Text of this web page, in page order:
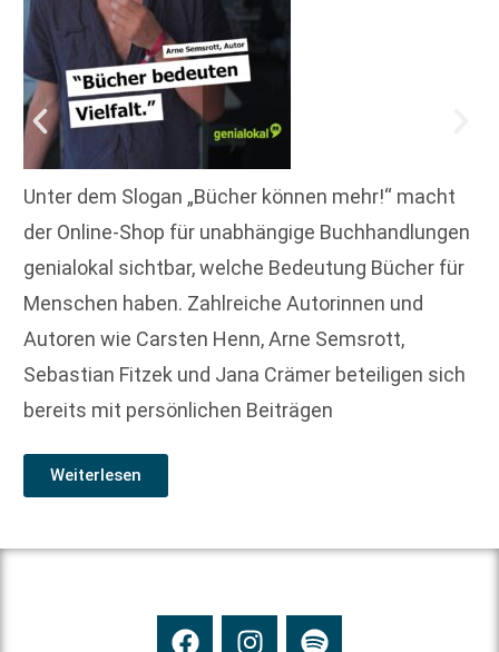
Unter dem Slogan „Bücher können mehr!“ macht
der Online-Shop für unabhängige Buchhandlungen
genialokal sichtbar, welche Bedeutung Bücher für
Menschen haben. Zahlreiche Autorinnen und
Autoren wie Carsten Henn, Arne Semsrott,
Sebastian Fitzek und Jana Crämer beteiligen sich
bereits mit persönlichen Beiträgen
Weiterlesen